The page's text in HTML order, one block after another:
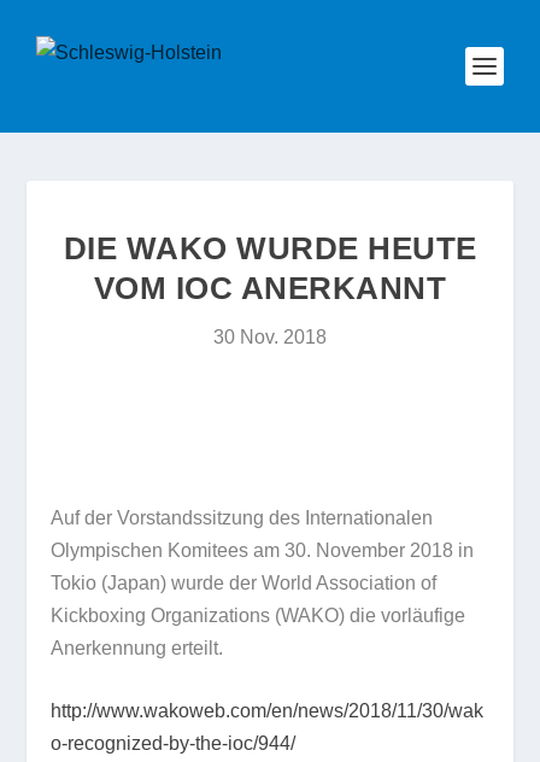
DIE WAKO WURDE HEUTE
VOM IOC ANERKANNT
30 Nov. 2018
Auf der Vorstandssitzung des Internationalen
Olympischen Komitees am 30. November 2018 in
Tokio (Japan) wurde der World Association of
Kickboxing Organizations (WAKO) die vorläufige
Anerkennung erteilt.
http://www.wakoweb.com/en/news/2018/11/30/wak
o-recognized-by-the-ioc/944/